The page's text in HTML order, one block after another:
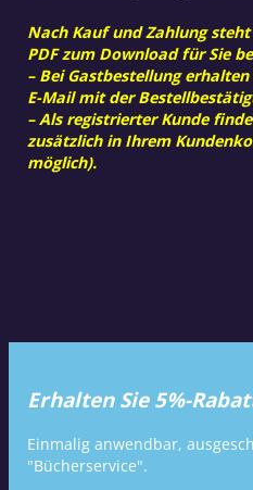
Nach Kauf und Zahlung
PDF zum Download für Sie
– Bei Gastbestellung
E-Mail mit der
– Als registrierter Kunde
zusätzlich in Ihrem
möglich).
Erhalten Sie 5%-
Einmalig anwendbar,
"Bücherservice".